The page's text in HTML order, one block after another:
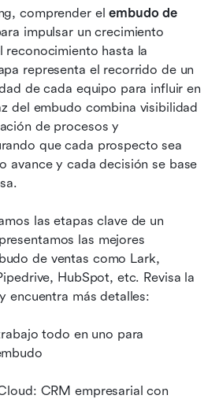
comprender el embudo de
impulsar un crecimiento
reconocimiento hasta la
representa el recorrido de un
de cada equipo para influir en
del embudo combina visibilidad
de procesos y
que cada prospecto sea
avance y cada decisión se base
las etapas clave de un
las mejores
de ventas como Lark,
HubSpot, etc. Revisa la
encuentra más detalles:
todo en uno para
CRM empresarial con
de embudos de ventas
conocer
para gestionar un embudo de